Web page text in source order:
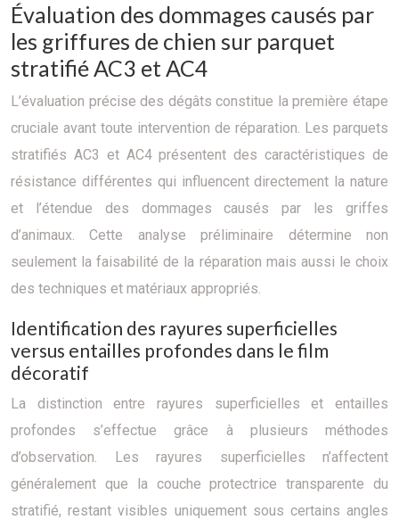
Évaluation des dommages causés par
les griffures de chien sur parquet
stratifié AC3 et AC4
L’évaluation précise des dégâts constitue la première étape
cruciale avant toute intervention de réparation. Les parquets
stratifiés AC3 et AC4 présentent des caractéristiques de
résistance différentes qui influencent directement la nature
et l’étendue des dommages causés par les griffes
d’animaux. Cette analyse préliminaire détermine non
seulement la faisabilité de la réparation mais aussi le choix
des techniques et matériaux appropriés.
Identification des rayures superficielles
versus entailles profondes dans le film
décoratif
La distinction entre rayures superficielles et entailles
profondes s’effectue grâce à plusieurs méthodes
d’observation. Les rayures superficielles n’affectent
généralement que la couche protectrice transparente du
stratifié, restant visibles uniquement sous certains angles